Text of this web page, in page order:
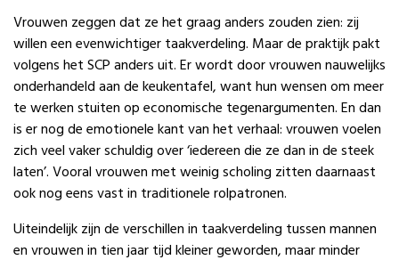
Vrouwen zeggen dat ze het graag anders zouden zien: zij
willen een evenwichtiger taakverdeling. Maar de praktijk pakt
volgens het SCP anders uit. Er wordt door vrouwen nauwelijks
onderhandeld aan de keukentafel, want hun wensen om meer
te werken stuiten op economische tegenargumenten. En dan
is er nog de emotionele kant van het verhaal: vrouwen voelen
zich veel vaker schuldig over ‘iedereen die ze dan in de steek
laten’. Vooral vrouwen met weinig scholing zitten daarnaast
ook nog eens vast in traditionele rolpatronen.
Uiteindelijk zijn de verschillen in taakverdeling tussen mannen
en vrouwen in tien jaar tijd kleiner geworden, maar minder